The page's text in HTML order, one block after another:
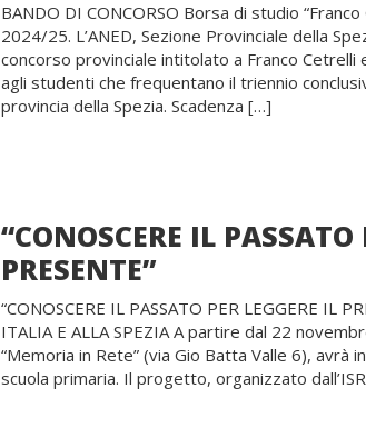
BANDO DI CONCORSO Borsa di studio
2024/25. L’ANED, Sezione Provinciale della
concorso provinciale intitolato a Franco
agli studenti che frequentano il triennio
provincia della Spezia. Scadenza […]
“CONOSCERE IL PASSATO
PRESENTE”
“CONOSCERE IL PASSATO PER LEGGERE IL
ITALIA E ALLA SPEZIA A partire dal 22
“Memoria in Rete” (via Gio Batta Valle 6),
scuola primaria. Il progetto, organizzato